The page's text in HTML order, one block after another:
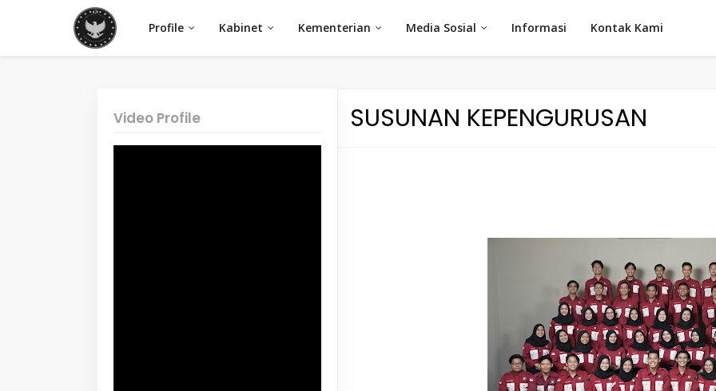
Profile Kabinet Kementerian Media Sosial Informasi Kontak Kami
SUSUNAN KEPENGURUSAN
Video Profile